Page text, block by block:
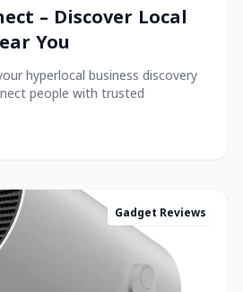
– Discover Local
You
hyperlocal business discovery
people with trusted
Gadget Reviews